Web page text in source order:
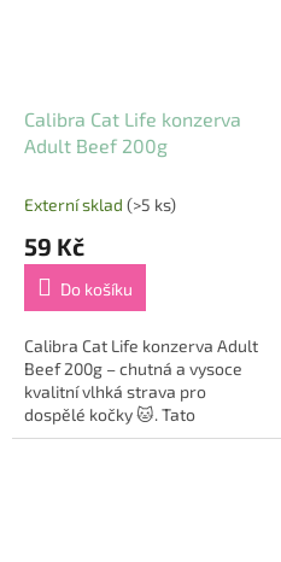
Calibra Cat Life konzerva
Adult Beef 200g
Externí sklad (>5 ks)
59 Kč
Do košíku
Calibra Cat Life konzerva Adult
Beef 200g – chutná a vysoce
kvalitní vlhká strava pro
dospělé kočky 🐱. Tato
kompletní bezobilninová a